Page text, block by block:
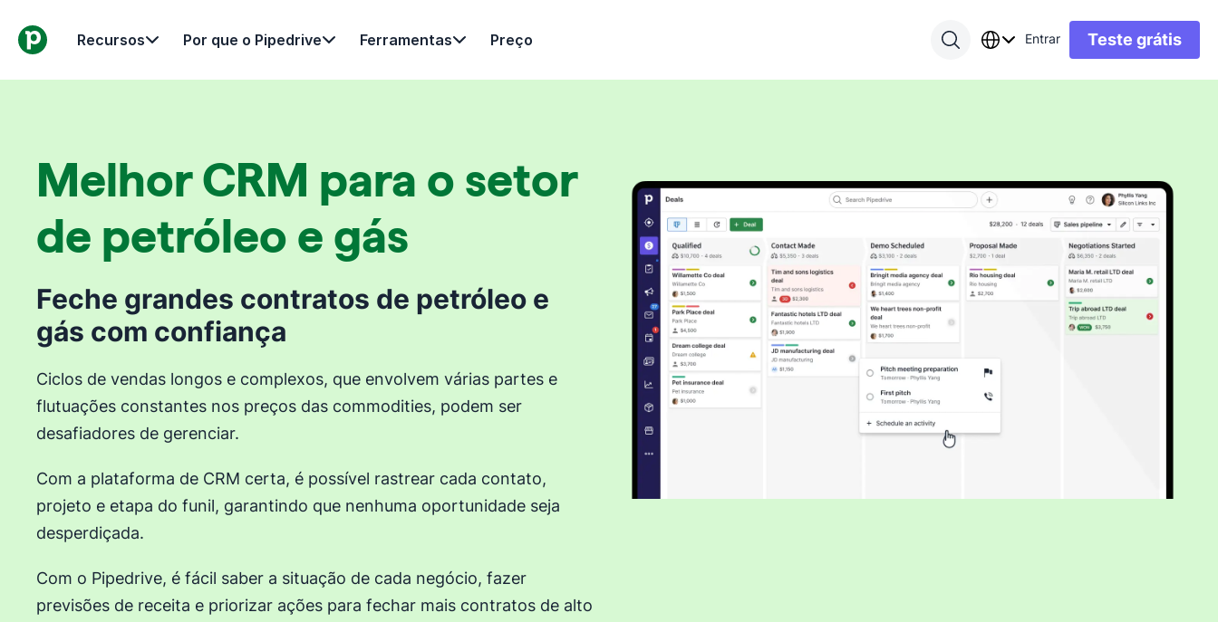
Recursos Por que o Pipedrive Ferramentas Preço Entrar Teste grátis
Melhor CRM para o setor
de petróleo e gás
Feche grandes contratos de petróleo e
gás com confiança
Ciclos de vendas longos e complexos, que envolvem várias partes e
flutuações constantes nos preços das commodities, podem ser
desafiadores de gerenciar.
Com a plataforma de CRM certa, é possível rastrear cada contato,
projeto e etapa do funil, garantindo que nenhuma oportunidade seja
desperdiçada.
Com o Pipedrive, é fácil saber a situação de cada negócio, fazer
previsões de receita e priorizar ações para fechar mais contratos de alto